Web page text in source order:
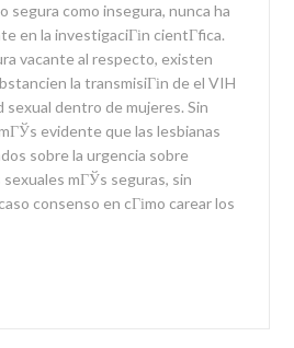
segura como insegura, nunca ha
en la investigaciГіn cientГ­fica.
vacante al respecto, existen
la transmisiГіn de el VIH
sexual dentro de mujeres. Sin
evidente que las lesbianas
sobre la urgencia sobre
mГЎs seguras, sin
consenso en cГіmo carear los